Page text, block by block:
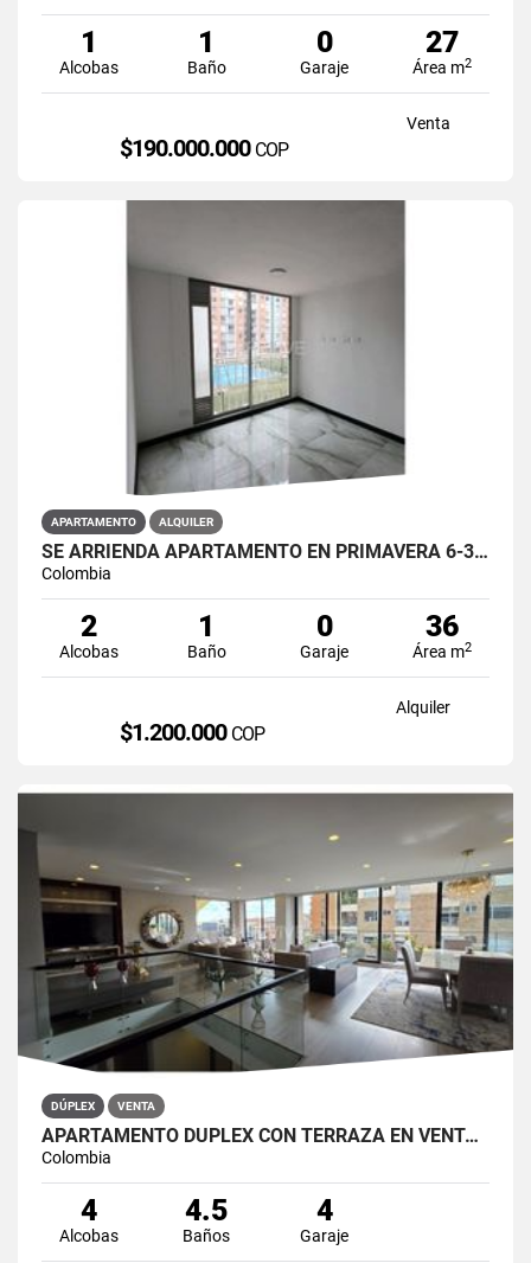
1
Alcobas
1
Baño
0
Garaje
27
Área m2
Venta
$190.000.000 COP
APARTAMENTO ALQUILER
SE ARRIENDA APARTAMENTO EN PRIMAVERA 6-39 ET 2 PISO 3 PARS ESTRENAR
Colombia
2
Alcobas
1
Baño
0
Garaje
36
Área m2
Alquiler
$1.200.000 COP
DÚPLEX VENTA
APARTAMENTO DÚPLEX CON TERRAZA EN VENTA BELLA SUIZA USAQUÉN BOGOTÁ
Colombia
4
Alcobas
4.5
Baños
4
Garaje